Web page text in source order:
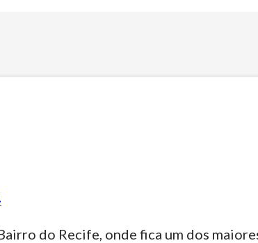
do Recife, onde fica um dos